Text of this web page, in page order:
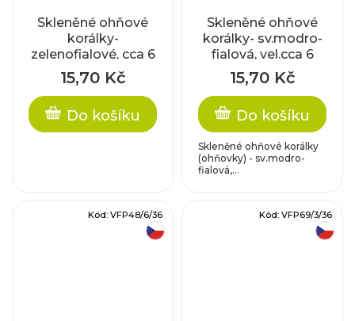
Skleněné ohňové
korálky-
zelenofialové, cca 6
mm
15,70 Kč
Do košíku
Skleněné ohňové
korálky- sv.modro-
fialová, vel.cca 6
mm
15,70 Kč
Do košíku
Skleněné ohňové korálky
(ohňovky) - sv.modro-
fialová,...
Kód: VFP48/6/36 Kód: VFP69/3/36